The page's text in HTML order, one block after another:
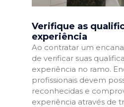
Verifique as
experiência
Ao contratar um
de verificar suas
experiência no ramo.
profissionais devem
reconhecidas e
experiência através de